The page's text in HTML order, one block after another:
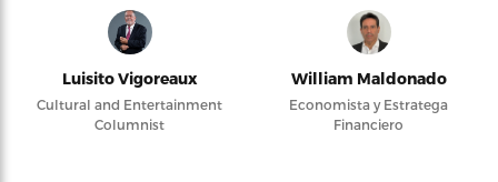
Luisito Vigoreaux
Cultural and Entertainment
Columnist
William Maldonado
Economista y Estratega
Financiero